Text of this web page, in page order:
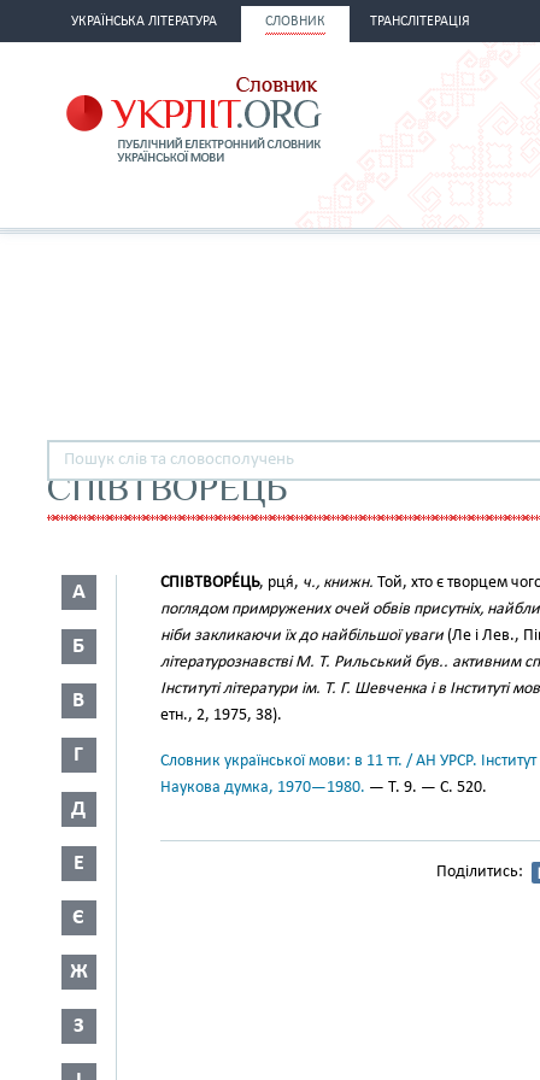
УКРАЇНСЬКА ЛІТЕРАТУРА СЛОВНИК ТРАНСЛІТЕРАЦІЯ
СПІВТВОРЕЦЬ
А
Б
В
Г
Д
Е
Є
Ж
З
СПІВТВОРЕ́ЦЬ, рця́, ч., книжн. Той, хто є творцем
поглядом примружених очей обвів присутніх,
ніби закликаючи їх до найбільшої уваги (Ле і Лев.,
літературознавстві М. Т. Рильський був.. активним
Інституті літератури ім. Т. Г. Шевченка і в Інституті
етн., 2, 1975, 38).
Словник української мови: в 11 тт. / АН УРСР.
Наукова думка, 1970—1980. — Т. 9. — С. 520.
Поділитись: